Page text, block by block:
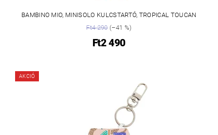
BAMBINO MIO, MINISOLO KULCSTARTÓ, TROPICAL TOUCAN
Ft4 290(–41 %)
Ft2 490
AKCIÓ